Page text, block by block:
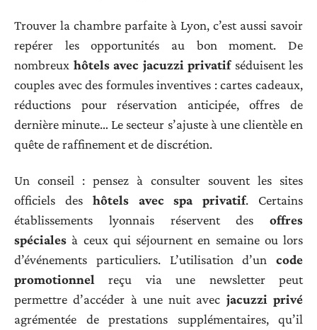
Trouver la chambre parfaite à Lyon, c’est aussi savoir
repérer les opportunités au bon moment. De
nombreux hôtels avec jacuzzi privatifséduisent les
couples avec des formules inventives : cartes cadeaux,
réductions pour réservation anticipée, offres de
dernière minute… Le secteur s’ajuste à une clientèle en
quête de raffinement et de discrétion.
Un conseil : pensez à consulter souvent les sites
officiels des hôtels avec spa privatif. Certains
établissements lyonnais réservent des offres
spéciales à ceux qui séjournent en semaine ou lors
d’événements particuliers. L’utilisation d’un code
promotionnel reçu via une newsletter peut
permettre d’accéder à une nuit avec jacuzzi privé
agrémentée de prestations supplémentaires, qu’il